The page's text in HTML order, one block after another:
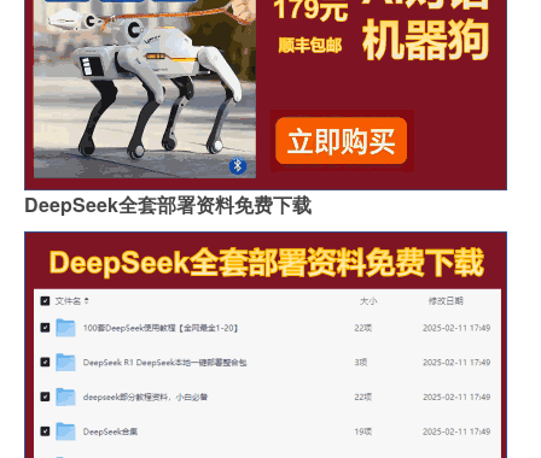
DeepSeek全套部署资料免费下载